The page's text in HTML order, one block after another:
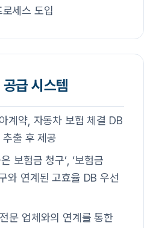
세스 도입
급 시스템
계약, 자동차 보험 체결 DB
출 후 제공
보험금 청구’, ‘보험금
와 연계된 고효율 DB 우선
문 업체와의 연계를 통한